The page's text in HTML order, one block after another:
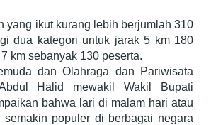
yang ikut kurang lebih berjumlah 310
dua kategori untuk jarak 5 km 180
km sebanyak 130 peserta.
dan Olahraga dan Pariwisata
Halid mewakil Wakil Bupati
bahwa lari di malam hari atau
populer di berbagai negara